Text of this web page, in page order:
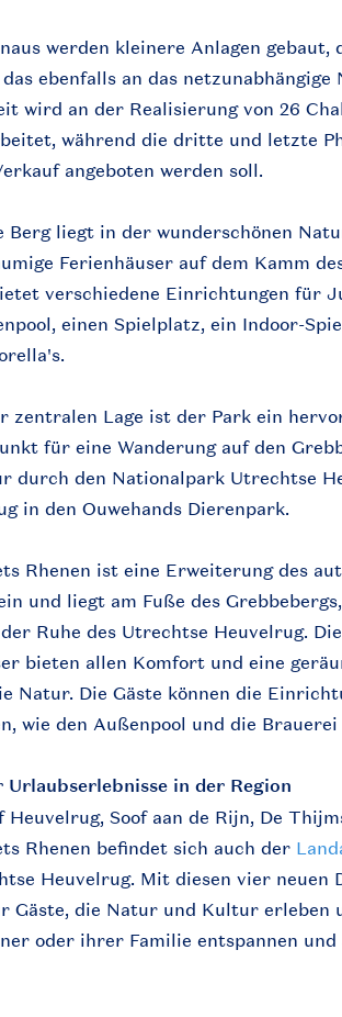
werden kleinere Anlagen gebaut,
ebenfalls an das netzunabhängige
wird an der Realisierung von 26
während die dritte und letzte
angeboten werden soll.
Berg liegt in der wunderschönen
Ferienhäuser auf dem Kamm
verschiedene Einrichtungen für
einen Spielplatz, ein Indoor-
zentralen Lage ist der Park ein
für eine Wanderung auf den
durch den Nationalpark Utrechtse
in den Ouwehands Dierenpark.
Rhenen ist eine Erweiterung des
und liegt am Fuße des
Ruhe des Utrechtse Heuvelrug.
bieten allen Komfort und eine
Natur. Die Gäste können die
wie den Außenpool und die Brauerei
Urlaubserlebnisse in der Region
Heuvelrug, Soof aan de Rijn, De
Rhenen befindet sich auch der
Heuvelrug. Mit diesen vier neuen
Gäste, die Natur und Kultur erleben
oder ihrer Familie entspannen und